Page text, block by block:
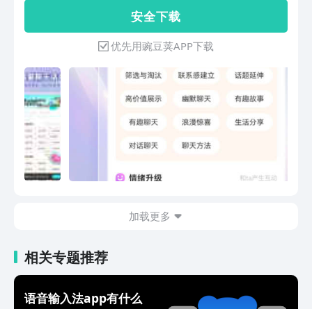
术】： 这是一款经典的智能聊天工具。
用于成千上万的可搜索恋爱话术，套路惯
例与聊天模版，持续更新，恋爱话术不用
记，遇到没话题、不知道如何聊天，只需
搜一搜话术就可以复制回答轻松搞定。
【专业解决】： 1、宅男社交圈小，内
着，TA开始爱答不理，不知道如何破冰
3、跟女生认识很久，但是不知道如何推
术：搜索对方的话，复制粘贴即可轻松追
无论恋爱还是聊天，想要关系近，表情包
人通过使用章鱼输入法学会了追女生的套
路，成功脱单，提升话术，提升情商，让
章鱼输入法收获自己心仪的TA
安 全 下 载
优先用豌豆荚APP下载
加载更多
相关专题推荐
语音输入法app有什么